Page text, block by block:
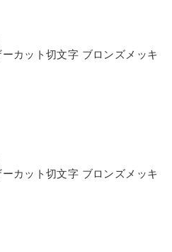
カット切文字 ブロンズメッキ
カット切文字 ブロンズメッキ